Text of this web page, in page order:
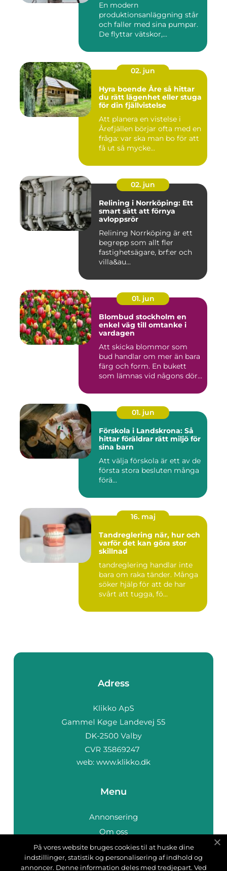
En modern
produktionsanläggning står
och faller med sina pumpar.
De flyttar vätskor,...
02. jun
Hyra boende Åre så hittar
du rätt lägenhet eller stuga
för din fjällvistelse
Att planera en vistelse i
Årefjällen börjar ofta med en
fråga: var ska man bo för att
få ut så mycke...
02. jun
Relining i Norrköping: Ett
smart sätt att förnya
avloppsrör
Relining Norrköping är ett
begrepp som allt fler
fastighetsägare, brf:er och
villa&au...
01. jun
Blombud stockholm en
enkel väg till omtanke i
vardagen
Att skicka blommor som
bud handlar om mer än bara
färg och form. En bukett
som lämnas vid någons dör...
01. jun
Förskola i Landskrona: Så
hittar föräldrar rätt miljö för
sina barn
Att välja förskola är ett av de
första stora besluten många
förä...
16. maj
Tandreglering när, hur och
varför det kan göra stor
skillnad
tandreglering handlar inte
bara om raka tänder. Många
söker hjälp för att de har
svårt att tugga, fö...
Adress
web: www.klikko.dk
Menu
Annonsering
Om oss
Cookies
Kontakta oss
På vores website bruges cookies til at huske dine
indstillinger, statistik og personalisering af indhold og
annoncer. Denne information deles med tredjepart. Ved